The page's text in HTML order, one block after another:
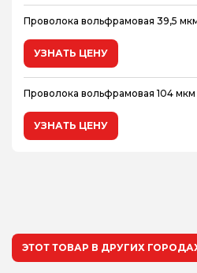
Проволока вольфрамовая 39,5
УЗНАТЬ ЦЕНУ
Проволока вольфрамовая 104 мкм
УЗНАТЬ ЦЕНУ
ЭТОТ ТОВАР В ДРУГИХ